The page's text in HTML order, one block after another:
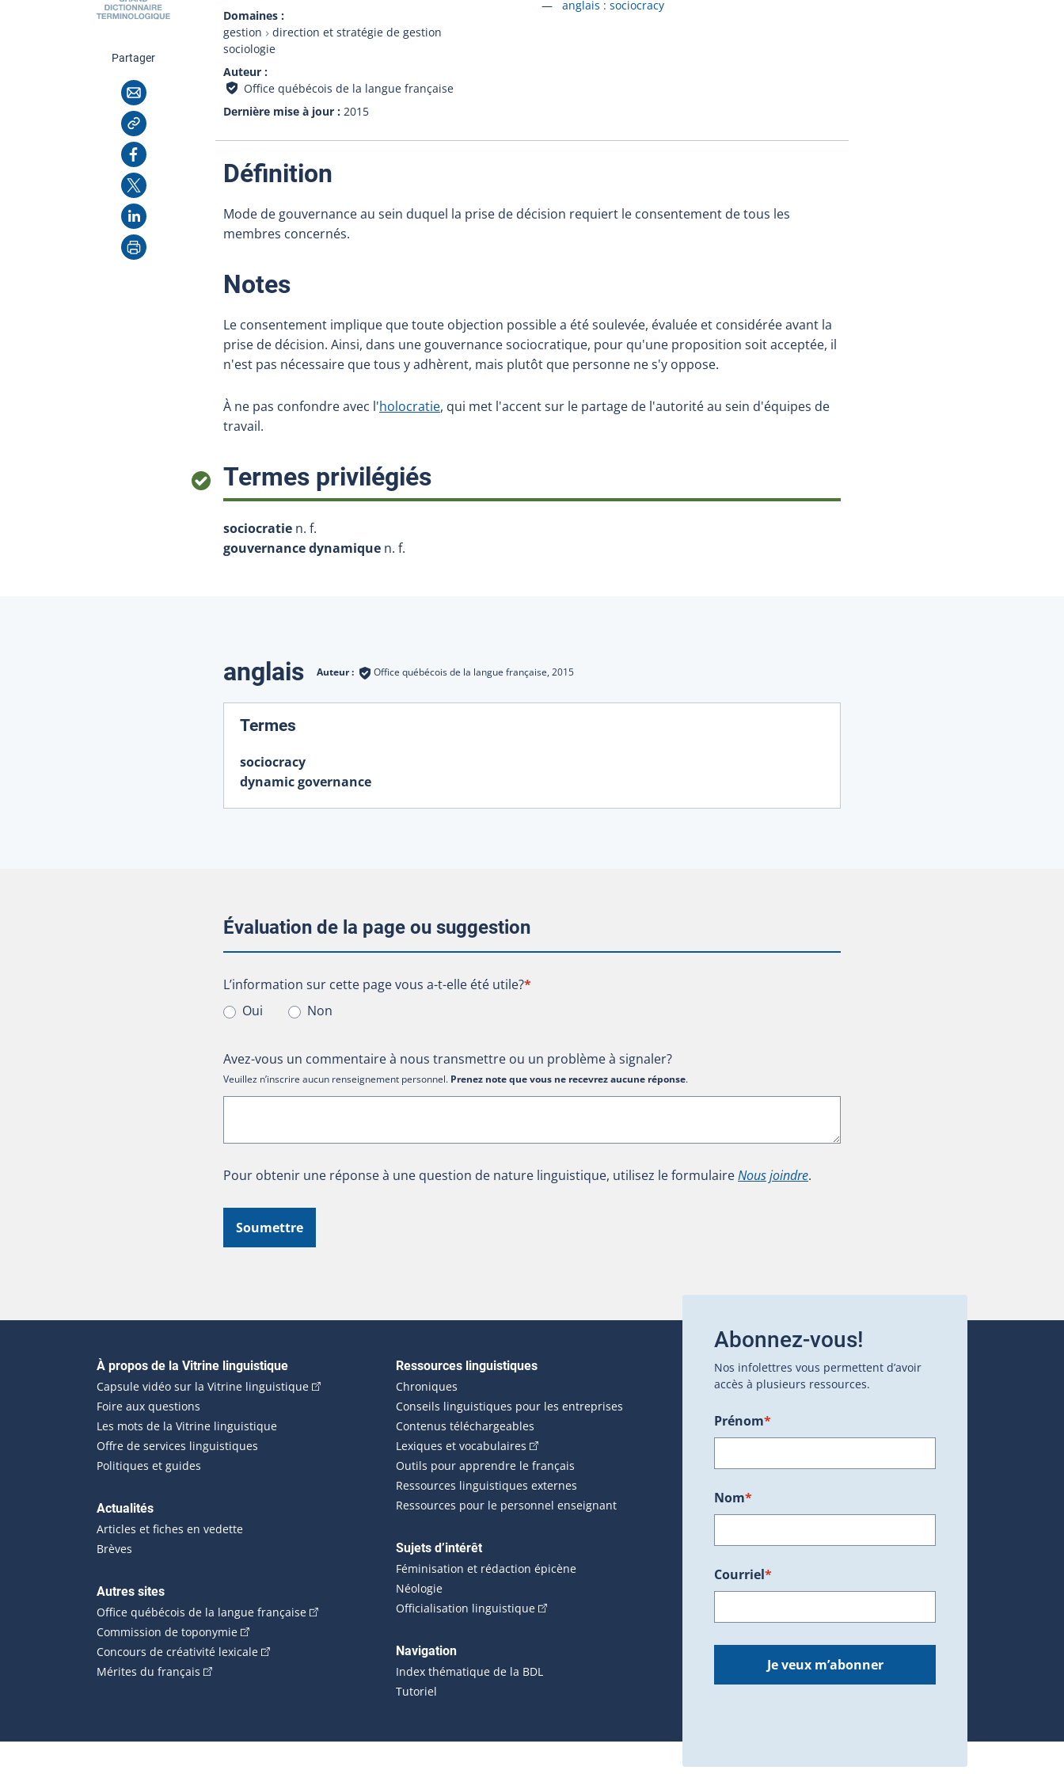
Domaines
gestion
direction et stratégie de gestion
sociologie
Auteur
Office québécois de la langue française
Dernière mise à jour
2015
Accéder à la fiche en
anglais : sociocracy
Partagercette page
Courriel
Copier l'adresse
Facebook
X
LinkedIn
Imprimer
Définition
Mode de gouvernance au sein duquel la prise de décision requiert le consentement de tous les
membres concernés.
Notes:
Le consentement implique que toute objection possible a été soulevée, évaluée et considérée avant la
prise de décision. Ainsi, dans une gouvernance sociocratique, pour qu'une proposition soit acceptée, il
n'est pas nécessaire que tous y adhèrent, mais plutôt que personne ne s'y oppose.
À ne pas confondre avec l'holocratie, qui met l'accent sur le partage de l'autorité au sein d'équipes de
travail.
Termes privilégiés:
sociocratie n. f.
gouvernance dynamique n. f.
Traductions
anglais Auteur : Office québécois de la langue française, 2015
Termes
sociocracy
dynamic governance
Évaluation de la page ou suggestion
L’information sur cette page vous a-t-elle été utile?
L’information sur cette page vous a-t-elle été utile?*
Oui
Non
Avez-vous un commentaire à nous transmettre ou un problème à signaler?
Veuillez n’inscrire aucun renseignement personnel. Prenez note que vous ne recevrez aucune réponse.
Pour obtenir une réponse à une question de nature linguistique, utilisez le formulaireNous joindre.
Soumettre
Navigation principale
À propos de la Vitrine linguistique
Capsule vidéo sur la Vitrine linguistique(Cet hyperlien externe s'ouvrira dans une nouvelle fenêtre.)
Foire aux questions
Les mots de la Vitrine linguistique
Offre de services linguistiques
Politiques et guides
Actualités
Articles et fiches en vedette
Brèves
Autres sites
Office québécois de la langue française(Cet hyperlien externe s'ouvrira dans une nouvelle fenêtre.)
Commission de toponymie(Cet hyperlien externe s'ouvrira dans une nouvelle fenêtre.)
Concours de créativité lexicale(Cet hyperlien externe s'ouvrira dans une nouvelle fenêtre.)
Mérites du français (Cet hyperlien externe s'ouvrira dans une nouvelle fenêtre.)
Ressources linguistiques
Chroniques
Conseils linguistiques pour les entreprises
Contenus téléchargeables
Lexiques et vocabulaires (Cet hyperlien externe s'ouvrira dans une nouvelle fenêtre.)
Outils pour apprendre le français
Ressources linguistiques externes
Ressources pour le personnel enseignant
Sujets d’intérêt
Féminisation et rédaction épicène
Néologie
Officialisation linguistique(Cet hyperlien externe s'ouvrira dans une nouvelle fenêtre.)
Navigation
Index thématique de la BDL
Tutoriel
Abonnez-vous!
Nos infolettres vous permettent d’avoir
accès à plusieurs ressources.
Prénom*
Nom*
Courriel*
Je veux m’abonner